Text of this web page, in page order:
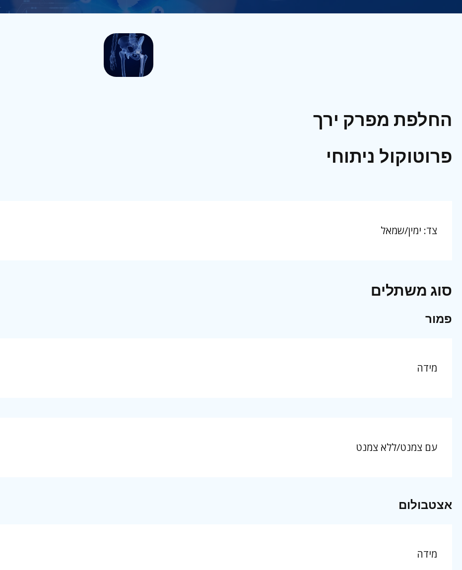
החלפת מפרק ירך
פרוטוקול ניתוחי
צד: ימין/שמאל
סוג משתלים
פמור
מידה
עם צמנט/ללא צמנט
אצטבולום
מידה